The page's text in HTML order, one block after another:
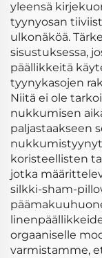
yleensä
tyynyosan
ulkonäköä.
sisustuksessa,
päällikkeitä
tyynykasojen
Niitä ei ole
nukkumisen
paljastaakseen
koristeellisten
jotka
silkki-sham-
orgaaniselle
varmistamme,